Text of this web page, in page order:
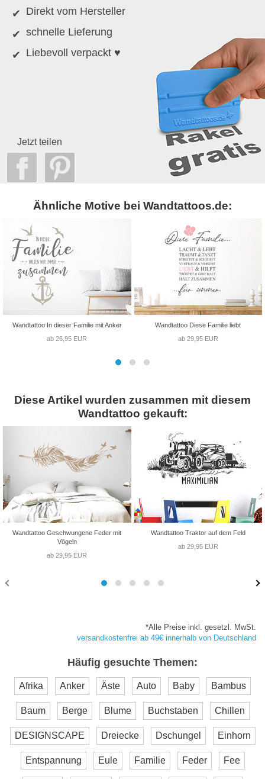
Direkt vom Hersteller
schnelle Lieferung
Liebevoll verpackt ♥
Jetzt teilen
Ähnliche Motive bei Wandtattoos.de:
Wandtattoo In dieser Familie mit Anker
ab 26,95 EUR
Wandtattoo Diese Familie liebt
ab 29,95 EUR
Diese Artikel wurden zusammen mit diesem
Wandtattoo gekauft:
Wandtattoo Geschwungene Feder mit
Vögeln
ab 29,95 EUR
Wandtattoo Traktor auf dem Feld
ab 29,95 EUR
*Alle Preise inkl. gesetzl. MwSt.
versandkostenfrei ab 49€ innerhalb von Deutschland
Häufig gesuchte Themen:
Afrika Anker Äste Auto Baby Bambus
Baum Berge Blume Buchstaben Chillen
DESIGNSCAPE Dreiecke Dschungel Einhorn
Entspannung Eule Familie Feder Fee